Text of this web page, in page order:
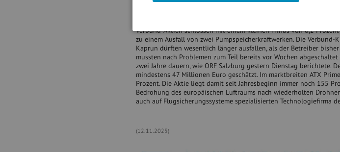
aber noch nicht im Kurs enthalten. Hier steuere Andritz aufgrund
Verbund-Aktien schlossen mit einem kleinen Minus von 0,2
zu einem Ausfall von zwei Pumpspeicherkraftwerken. Die
Kaprun dürften wesentlich länger ausfallen, als der Betreiber
mussten nach Problemen zum Teil bereits vor Wochen
zwei Jahre dauern, wie ORF Salzburg gestern Dienstag berichtete.
mindestens 47 Millionen Euro geschätzt. Im marktbreiten ATX
Prozent. Die Aktie liegt damit seit Jahresbeginn immer noch 155
Bedrohung des europäischen Luftraums nach wiederholten
auch auf Flugsicherungssysteme spezialisierten Technologiefirma
(12.11.2025)